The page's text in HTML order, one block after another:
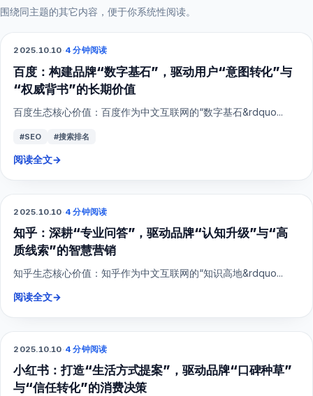
围绕同主题的其它内容，便于你系统性阅读。
SEO
2025.10.10·4 分钟阅读
百度：构建品牌“数字基石”，驱动用户“意图转化”与
“权威背书”的长期价值
百度生态核心价值：百度作为中文互联网的“数字基石&rdquo...
#SEO #搜索排名
阅读全文→
SEO
2025.10.10·4 分钟阅读
知乎：深耕“专业问答”，驱动品牌“认知升级”与“高
质线索”的智慧营销
知乎生态核心价值：知乎作为中文互联网的“知识高地&rdquo...
阅读全文→
小红书
2025.10.10·4 分钟阅读
小红书：打造“生活方式提案”，驱动品牌“口碑种草”
与“信任转化”的消费决策